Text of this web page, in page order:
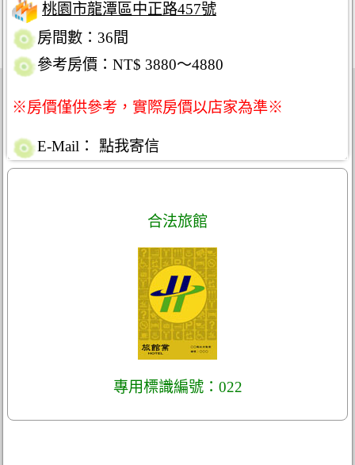
桃園市龍潭區中正路457號
房間數：36間
參考房價：NT$ 3880～4880
※房價僅供參考，實際房價以店家為準※
E-Mail： 點我寄信
合法旅館
專用標識編號：022